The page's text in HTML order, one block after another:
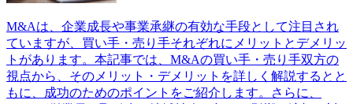
M&Aは、企業成長や事業承継の有効な手段として注目され
ていますが、買い手・売り手それぞれにメリットとデメリッ
トがあります。本記事では、M&Aの買い手・売り手双方の
視点から、そのメリット・デメリットを詳しく解説するとと
もに、成功のためのポイントをご紹介します。さらに、